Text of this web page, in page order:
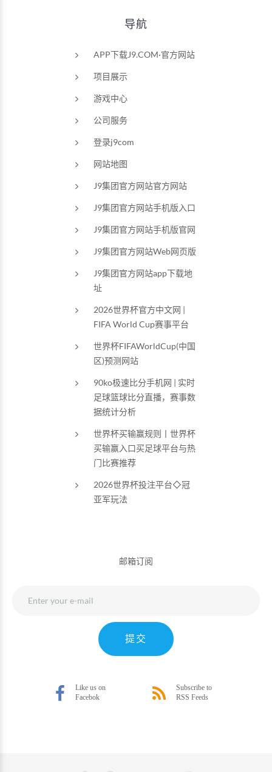
导航
APP下载J9.COM·官方网站
项目展示
游戏中心
公司服务
登录j9com
网站地图
J9集团官方网站官方网站
J9集团官方网站手机版入口
J9集团官方网站手机版官网
J9集团官方网站Web网页版
J9集团官方网站app下载地
址
2026世界杯官方中文网 |
FIFA World Cup赛事平台
世界杯FIFAWorldCup(中国
区)预测网站
90ko极速比分手机网 | 实时
足球篮球比分直播，赛事数
据统计分析
世界杯买输赢规则丨世界杯
买输赢入口买足球平台与热
门比赛推荐
2026世界杯投注平台◇冠
亚军玩法
邮箱订阅
提交